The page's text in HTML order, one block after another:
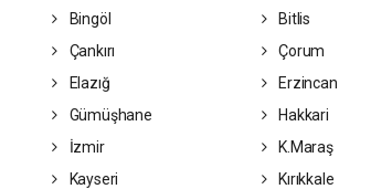
Bingöl Bitlis
Çankırı Çorum
Elazığ Erzincan
Gümüşhane Hakkari
İzmir K.Maraş
Kayseri Kırıkkale